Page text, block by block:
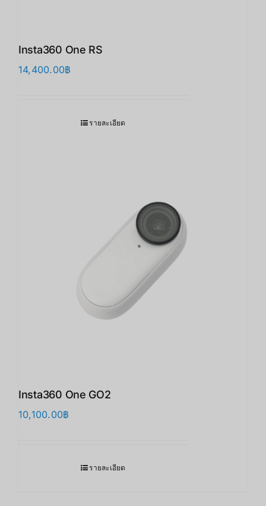
Insta360 One RS
14,400.00฿
รายละเอียด
Insta360 One GO2
10,100.00฿
รายละเอียด